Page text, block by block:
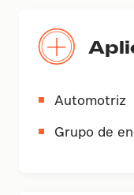
Automotriz
Grupo de